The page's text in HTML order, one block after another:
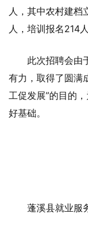
人，其中农村建
人，培训报名214人
此次招聘会由
有力，取得了圆满
工促发展”的目的
好基础。
蓬溪县就业服